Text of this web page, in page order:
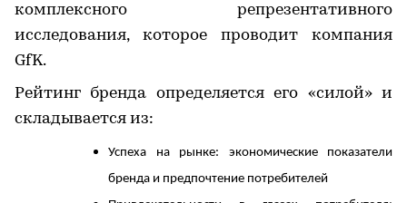
комплексного репрезентативного
исследования, которое проводит компания
GfK.
Рейтинг бренда определяется его «силой» и
складывается из:
Успеха на рынке: экономические показатели
бренда и предпочтение потребителей